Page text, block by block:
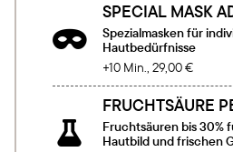

SPECIAL MASK
Spezialmasken für
Hautbedürfnisse
+10 Min., 29,00 €

FRUCHTSÄURE
Fruchtsäuren bis 30%
Hautbild und frischen